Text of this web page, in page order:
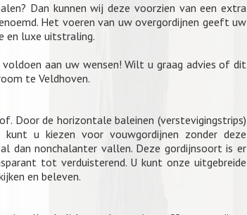
Dan kunnen wij deze voorzien van een extra
Het voeren van uw overgordijnen geeft uw
en luxe uitstraling.
aan uw wensen! Wilt u graag advies of dit
te Veldhoven.
Door de horizontale baleinen (verstevigingstrips)
u kiezen voor vouwgordijnen zonder deze
dan nonchalanter vallen. Deze gordijnsoort is er
tot verduisterend. U kunt onze uitgebreide
en beleven.